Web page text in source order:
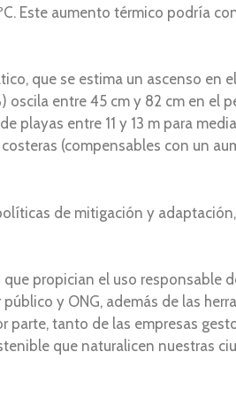
Este aumento térmico podría
que se estima un ascenso en
entre 45 cm y 82 cm en el
entre 11 y 13 m para
(compensables con un
de mitigación y
propician el uso responsable
y ONG, además de las
tanto de las empresas
que naturalicen nuestras